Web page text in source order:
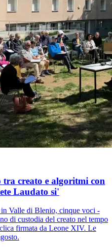
creato e algoritmi con
Laudato si'
Valle di Blenio, cinque voci -
di custodia del creato nel tempo
firmata da Leone XIV. Le